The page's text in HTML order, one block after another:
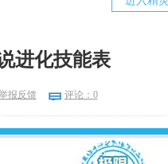
进化技能表
报反馈 评论： 0